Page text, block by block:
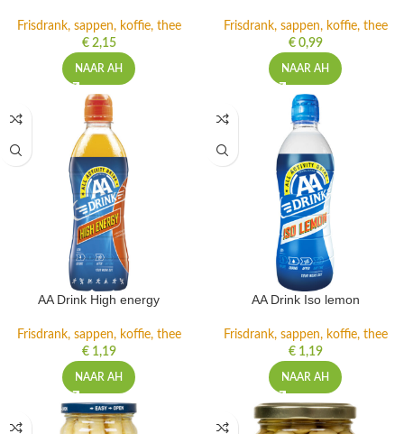
Frisdrank, sappen, koffie, thee
€2,15
NAAR AH
Frisdrank, sappen, koffie, thee
€0,99
NAAR AH
AA Drink High energy
Frisdrank, sappen, koffie, thee
€1,19
NAAR AH
AA Drink Iso lemon
Frisdrank, sappen, koffie, thee
€1,19
NAAR AH